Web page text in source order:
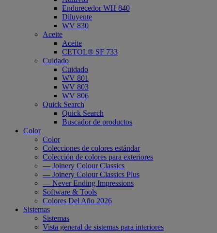
Endurecedor WH 840
Diluyente
WV 830
Aceite
Aceite
CETOL® SF 733
Cuidado
Cuidado
WV 801
WV 803
WV 806
Quick Search
Quick Search
Buscador de productos
Color
Color
Colecciones de colores estándar
Colección de colores para exteriores
— Joinery Colour Classics
— Joinery Colour Classics Plus
— Never Ending Impressions
Software & Tools
Colores Del Año 2026
Sistemas
Sistemas
Vista general de sistemas para interiores